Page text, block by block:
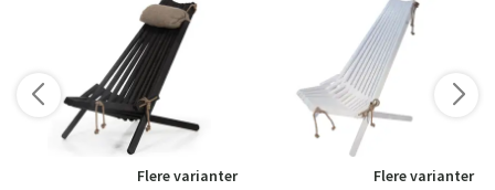
Flere varianter
Flere varianter